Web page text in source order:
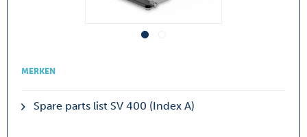
MERKEN
Spare parts list SV 400 (Index A)